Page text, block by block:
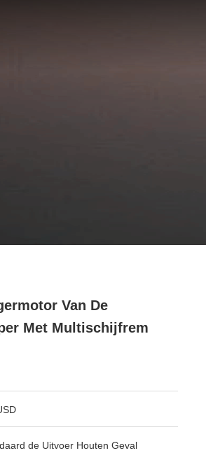
Van De
Met Multischijfrem
de Uitvoer Houten Geval